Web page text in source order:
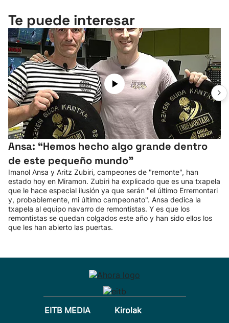
Te puede interesar
Ansa: “Hemos hecho algo grande dentro
de este pequeño mundo”
Imanol Ansa y Aritz Zubiri, campeones de "remonte", han
estado hoy en Miramon. Zubiri ha explicado que es una txapela
que le hace especial ilusión ya que serán "el último Erremontari
y, probablemente, mi último campeonato". Ansa dedica la
txapela al equipo navarro de remontistas. Y es que los
remontistas se quedan colgados este año y han sido ellos los
que les han abierto las puertas.
EITB MEDIA
Kirolak